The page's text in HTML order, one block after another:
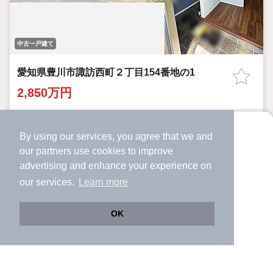
By using our services, you agree that we and
our partners use cookies to improve
advertising and enhance your experience on
our services.
Learn more
OK
より使いやすくなった
アプリで物件探ししませんか？
サクサク動く地図で物件検索
中古一戸建て
愛知県豊川市諏訪西町２丁目154番地の1
2,850万円
豊川稲荷駅 バス12分 歩4分 （豊川線）
愛知県豊川市諏訪西町２丁目154番地の1
間取り 2SLDK 建物面積 92.39m²